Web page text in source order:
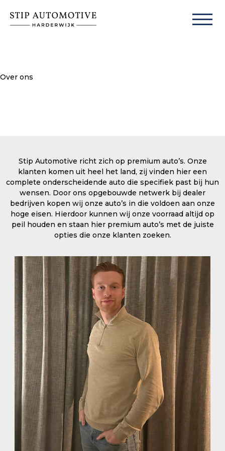
Over ons
Stip Automotive richt zich op premium auto’s. Onze
klanten komen uit heel het land, zij vinden hier een
complete onderscheidende auto die specifiek past bij hun
wensen. Door ons opgebouwde netwerk bij dealer
bedrijven kopen wij onze auto’s in die voldoen aan onze
hoge eisen. Hierdoor kunnen wij onze voorraad altijd op
peil houden en staan hier premium auto’s met de juiste
opties die onze klanten zoeken.